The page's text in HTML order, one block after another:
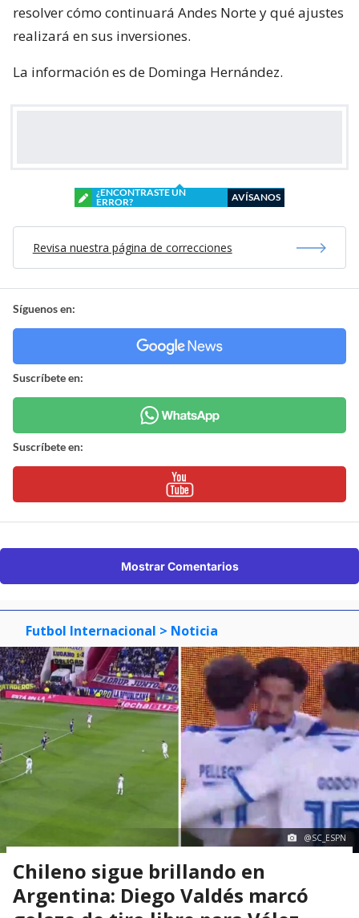
resolver cómo continuará Andes Norte y qué ajustes
realizará en sus inversiones.
La información es de Dominga Hernández.
¿ENCONTRASTE UN
ERROR?
AVÍSANOS
Revisa nuestra página de correcciones
Síguenos en:
Suscríbete en:
Suscríbete en:
Mostrar Comentarios
Futbol Internacional > Noticia
@SC_ESPN
Chileno sigue brillando en
Argentina: Diego Valdés marcó